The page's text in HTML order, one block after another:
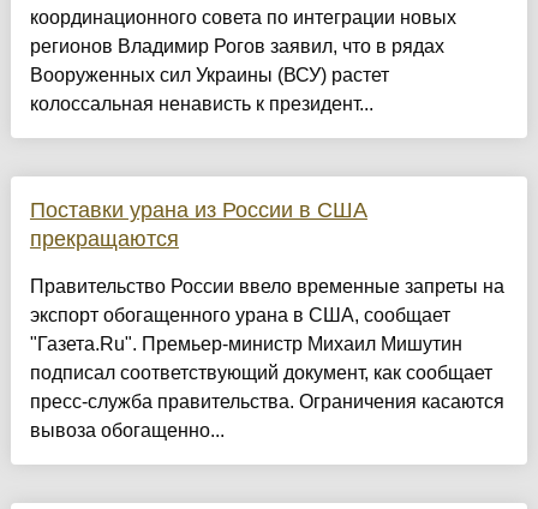
координационного совета по интеграции новых
регионов Владимир Рогов заявил, что в рядах
Вооруженных сил Украины (ВСУ) растет
колоссальная ненависть к президент...
Поставки урана из России в США
прекращаются
Правительство России ввело временные запреты на
экспорт обогащенного урана в США, сообщает
"Газета.Ru". Премьер-министр Михаил Мишутин
подписал соответствующий документ, как сообщает
пресс-служба правительства. Ограничения касаются
вывоза обогащенно...